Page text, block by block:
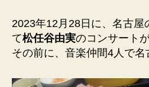
力
ミ
ラ
イ
ワ
2023年12月28日に、名古屋
て松任谷由実のコンサート
その前に、音楽仲間4人で名